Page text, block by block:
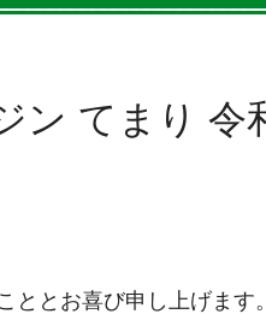
ン てまり 令
ととお喜び申し上げます